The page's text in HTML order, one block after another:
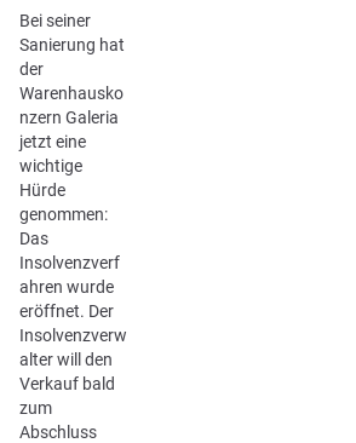
Bei seiner
Sanierung hat
der
Warenhausko
nzern Galeria
jetzt eine
wichtige
Hürde
genommen:
Das
Insolvenzverf
ahren wurde
eröffnet. Der
Insolvenzverw
alter will den
Verkauf bald
zum
Abschluss